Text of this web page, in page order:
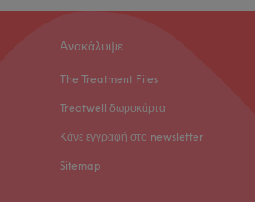
Ανακάλυψε
The Treatment Files
Treatwell δωροκάρτα
Κάνε εγγραφή στο newsletter
Sitemap